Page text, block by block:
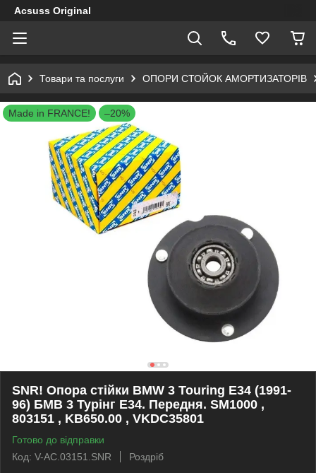
Acsuss Original
Товари та послуги ОПОРИ СТОЙОК АМОРТИЗАТОРІВ
Made in FRANCE! –20%
SNR! Опора стійки BMW 3 Touring E34 (1991-
96) БМВ 3 Турінг Е34. Передня. SM1000 ,
803151 , KB650.00 , VKDC35801
Готово до відправки
Код: V-AC.03151.SNR
Роздріб